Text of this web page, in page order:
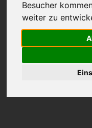
Besucher
weiter zu